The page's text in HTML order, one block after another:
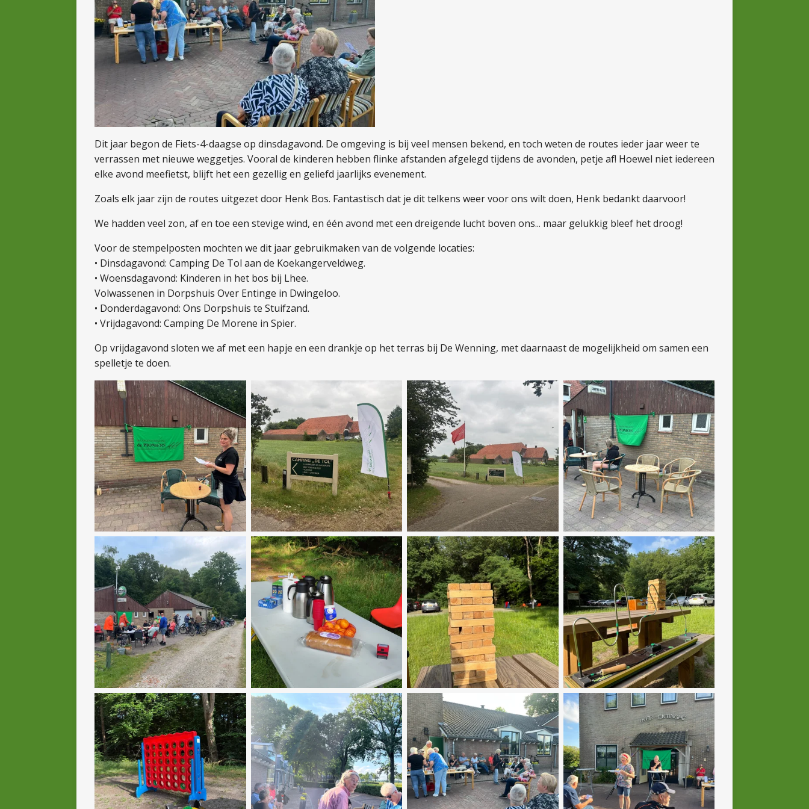
Dit jaar begon de Fiets-4-daagse op dinsdagavond. De omgeving is bij veel mensen bekend, en toch weten de routes ieder jaar weer te
verrassen met nieuwe weggetjes. Vooral de kinderen hebben flinke afstanden afgelegd tijdens de avonden, petje af! Hoewel niet iedereen
elke avond meefietst, blijft het een gezellig en geliefd jaarlijks evenement.
Zoals elk jaar zijn de routes uitgezet door Henk Bos. Fantastisch dat je dit telkens weer voor ons wilt doen, Henk bedankt daarvoor!
We hadden veel zon, af en toe een stevige wind, en één avond met een dreigende lucht boven ons... maar gelukkig bleef het droog!
Voor de stempelposten mochten we dit jaar gebruikmaken van de volgende locaties:
• Dinsdagavond: Camping De Tol aan de Koekangerveldweg.
• Woensdagavond: Kinderen in het bos bij Lhee.
Volwassenen in Dorpshuis Over Entinge in Dwingeloo.
• Donderdagavond: Ons Dorpshuis te Stuifzand.
• Vrijdagavond: Camping De Morene in Spier.
Op vrijdagavond sloten we af met een hapje en een drankje op het terras bij De Wenning, met daarnaast de mogelijkheid om samen een
spelletje te doen.